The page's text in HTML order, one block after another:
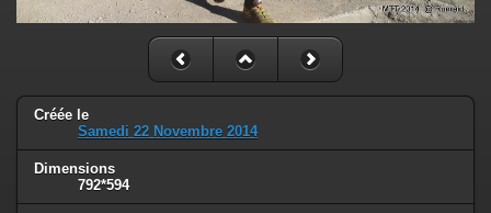
Créée le
Samedi 22 Novembre 2014
Dimensions
792*594